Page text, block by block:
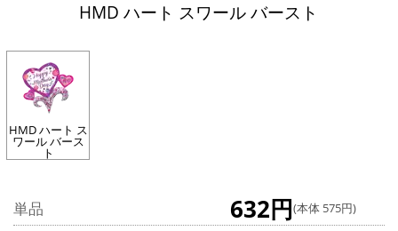
HMD ハート スワール バースト
HMD ハート ス
ワール バース
ト
単品 632円(本体 575円)